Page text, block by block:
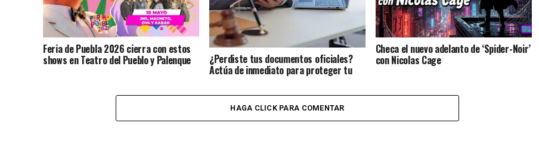
Feria de Puebla 2026 cierra con estos
shows en Teatro del Pueblo y Palenque ¿Perdiste tus documentos oficiales?
Actúa de inmediato para proteger tu
Checa el nuevo adelanto de ‘Spider-Noir’
con Nicolas Cage
HAGA CLICK PARA COMENTAR